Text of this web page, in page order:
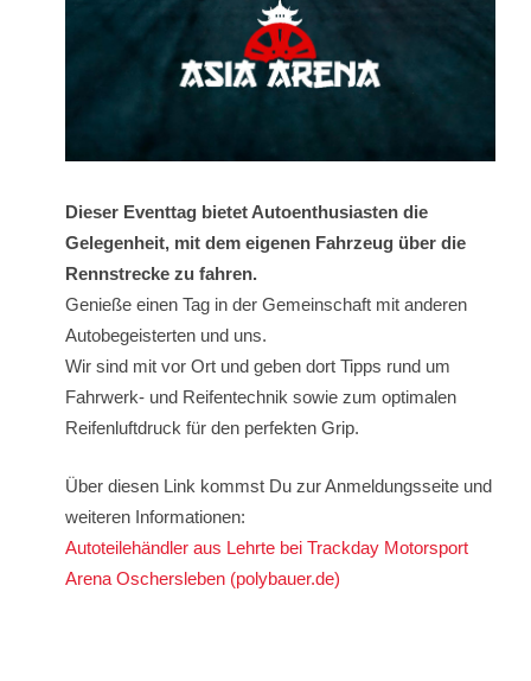
Dieser Eventtag bietet Autoenthusiasten die
Gelegenheit, mit dem eigenen Fahrzeug über die
Rennstrecke zu fahren.
Genieße einen Tag in der Gemeinschaft mit anderen
Autobegeisterten und uns.
Wir sind mit vor Ort und geben dort Tipps rund um
Fahrwerk- und Reifentechnik sowie zum optimalen
Reifenluftdruck für den perfekten Grip.
Über diesen Link kommst Du zur Anmeldungsseite und
weiteren Informationen:
Autoteilehändler aus Lehrte bei Trackday Motorsport
Arena Oschersleben (polybauer.de)